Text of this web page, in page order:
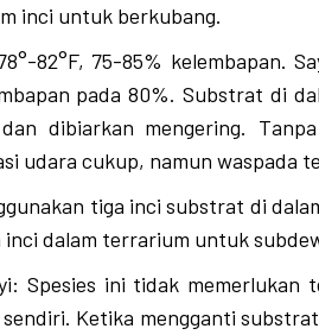
inci untuk berkubang.
82°F, 75-85% kelembapan.
pada 80%. Substrat di
dibiarkan mengering.
udara cukup, namun waspada
tiga inci substrat di
dalam terrarium untuk
Spesies ini tidak memerlukan
Ketika mengganti